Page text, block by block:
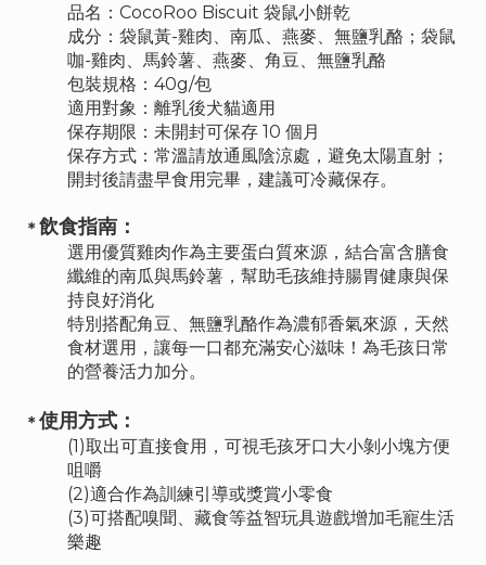
品名： CocoRoo Biscuit 袋鼠小餅乾
成分： 袋鼠黃-雞肉、南瓜、燕麥、無鹽乳酪；袋鼠
咖-雞肉、馬鈴薯、燕麥、角豆、無鹽乳酪
包裝規格：40g/包
適用對象：離乳後犬貓適用
保存期限：未開封可保存 10 個月
保存方式：常溫請放通風陰涼處，避免太陽直射；
開封後請盡早食用完畢，建議可冷藏保存。
＊飲食指南：
選用優質雞肉作為主要蛋白質來源，結合富含膳食
纖維的南瓜與馬鈴薯，幫助毛孩維持腸胃健康與保
持良好消化
特別搭配角豆、無鹽乳酪作為濃郁香氣來源，天然
食材選用，讓每一口都充滿安心滋味！為毛孩日常
的營養活力加分。
＊使用方式：
(1)取出可直接食用，可視毛孩牙口大小剝小塊方便
咀嚼
(2)適合作為訓練引導或獎賞小零食
(3)可搭配嗅聞、藏食等益智玩具遊戲增加毛寵生活
樂趣